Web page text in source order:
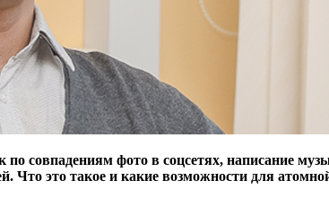
совпадениям фото в соцсетях, написание
это такое и какие возможности для